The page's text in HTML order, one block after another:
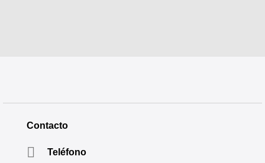
Contacto
Teléfono